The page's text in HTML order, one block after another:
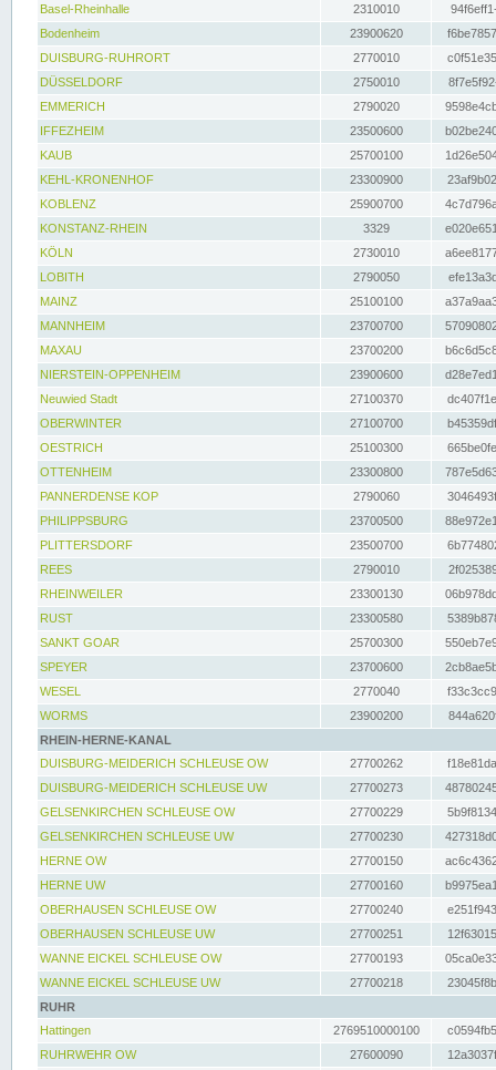
Basel-Rheinhalle
2310010
Bodenheim
23900620
DUISBURG-RUHRORT
2770010
DÜSSELDORF
2750010
EMMERICH
2790020
IFFEZHEIM
23500600
KAUB
25700100
KEHL-KRONENHOF
23300900
KOBLENZ
25900700
KONSTANZ-RHEIN
3329
KÖLN
2730010
LOBITH
2790050
MAINZ
25100100
MANNHEIM
23700700
MAXAU
23700200
NIERSTEIN-OPPENHEIM
23900600
Neuwied Stadt
27100370
OBERWINTER
27100700
OESTRICH
25100300
OTTENHEIM
23300800
PANNERDENSE KOP
2790060
PHILIPPSBURG
23700500
PLITTERSDORF
23500700
REES
2790010
RHEINWEILER
23300130
RUST
23300580
SANKT GOAR
25700300
SPEYER
23700600
WESEL
2770040
WORMS
23900200
RHEIN-HERNE-KANAL
DUISBURG-MEIDERICH SCHLEUSE OW
27700262
DUISBURG-MEIDERICH SCHLEUSE UW
27700273
GELSENKIRCHEN SCHLEUSE OW
27700229
GELSENKIRCHEN SCHLEUSE UW
27700230
HERNE OW
27700150
HERNE UW
27700160
OBERHAUSEN SCHLEUSE OW
27700240
OBERHAUSEN SCHLEUSE UW
27700251
WANNE EICKEL SCHLEUSE OW
27700193
WANNE EICKEL SCHLEUSE UW
27700218
RUHR
Hattingen
2769510000100
RUHRWEHR OW
27600090